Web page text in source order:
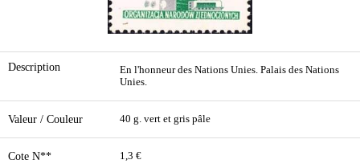
Description
En l'honneur des Nations Unies. Palais des Nations
Unies.
Valeur / Couleur 40 g. vert et gris pâle
Cote N** 1,3 €